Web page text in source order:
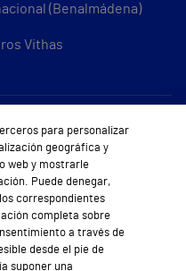
(Benalmádena)
Vithas
Médica
al Cliente
para personalizar
geográfica y
web y mostrarle
Puede denegar,
correspondientes
completa sobre
a través de
desde el pie de
suponer una